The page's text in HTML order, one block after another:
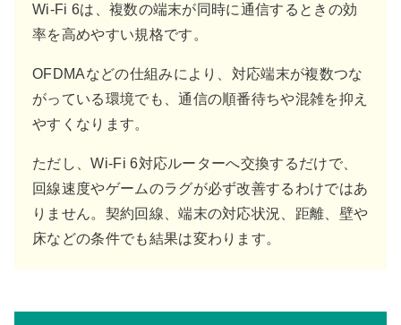
Wi-Fi 6は、複数の端末が同時に通信するときの効
率を高めやすい規格です。
OFDMAなどの仕組みにより、対応端末が複数つな
がっている環境でも、通信の順番待ちや混雑を抑え
やすくなります。
ただし、Wi-Fi 6対応ルーターへ交換するだけで、
回線速度やゲームのラグが必ず改善するわけではあ
りません。契約回線、端末の対応状況、距離、壁や
床などの条件でも結果は変わります。